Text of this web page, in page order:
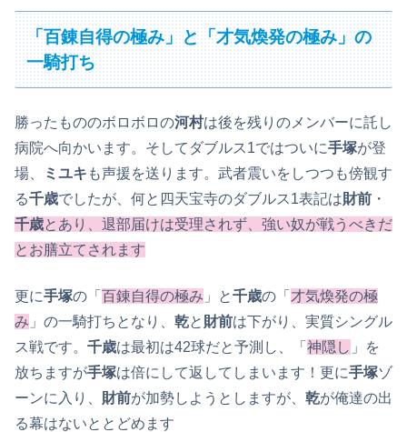
「百錬自得の極み」と「才気煥発の極み」の
一騎打ち
勝ったもののボロボロの河村は後を残りのメンバーに託し
病院へ向かいます。そしてダブルス1ではついに手塚が登
場、
ミユキ も声援を送ります。武者震いをしつつも傍観す
る千歳でしたが、何と四天宝寺のダブルス1表記は財前 ・
千歳とあり、退部届けは受理されず、強い奴が戦うべきだ
とお膳立てされます
更に手塚の「 百錬自得の極み 」と千歳の「 才気煥発の極
み 」の一騎打ちとなり、 乾と 財前は下がり、実質シングル
ス戦です。 千歳は最初は42球だと予測し、「 神隠し 」を
放ちますが手塚は倍にして返してしまいます！更に手塚ゾ
ーンに入り、 財前が加勢しようとしますが、 乾が俺達の出
る幕はないととどめます